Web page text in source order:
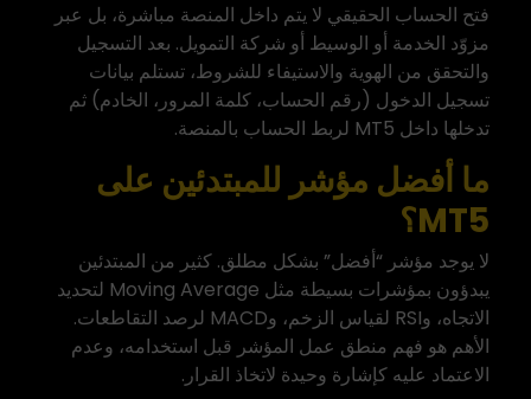
فتح الحساب الحقيقي لا يتم داخل المنصة مباشرة، بل عبر
مزوّد الخدمة أو الوسيط أو شركة التمويل. بعد التسجيل
والتحقق من الهوية والاستيفاء للشروط، تستلم بيانات
تسجيل الدخول (رقم الحساب، كلمة المرور، الخادم) ثم
تدخلها داخل MT5 لربط الحساب بالمنصة.
ما أفضل مؤشر للمبتدئين على
MT5؟
لا يوجد مؤشر “أفضل” بشكل مطلق. كثير من المبتدئين
يبدؤون بمؤشرات بسيطة مثل Moving Average لتحديد
الاتجاه، وRSI لقياس الزخم، وMACD لرصد التقاطعات.
الأهم هو فهم منطق عمل المؤشر قبل استخدامه، وعدم
الاعتماد عليه كإشارة وحيدة لاتخاذ القرار.